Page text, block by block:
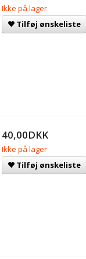
Ikke på lager
Tilføj ønskeliste
40,00DKK
Ikke på lager
Tilføj ønskeliste